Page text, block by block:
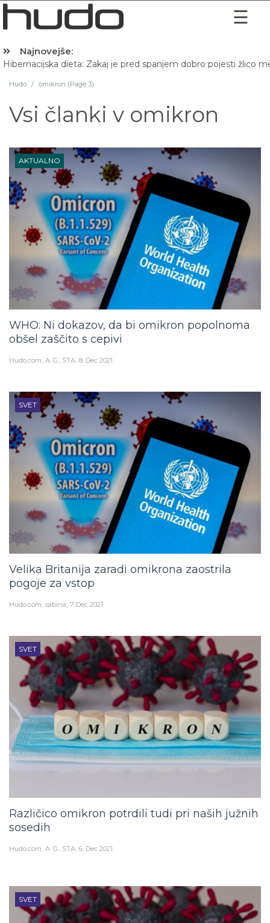
Najnovejše:
Hibernacijska dieta: Zakaj je pred spanjem dobro pojesti žlico
Hudo / omikron (Page 3)
Vsi članki v omikron
AKTUALNO
WHO: Ni dokazov, da bi omikron popolnoma
obšel zaščito s cepivi
Hudo.com A. G., STA 8. Dec 2021
SVET
Velika Britanija zaradi omikrona zaostrila
pogoje za vstop
Hudo.com sabina 7. Dec 2021
SVET
Različico omikron potrdili tudi pri naših južnih
sosedih
Hudo.com A. G., STA 6. Dec 2021
SVET